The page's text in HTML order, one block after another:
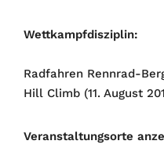
Wettkampfdisziplin:
Radfahren Rennrad-
Hill Climb (11. August
Veranstaltungsorte